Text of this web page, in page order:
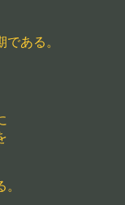
ある。